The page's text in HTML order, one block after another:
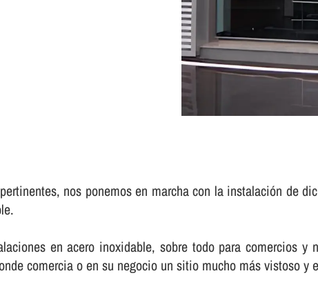
nos ponemos en marcha con la instalación de
en acero inoxidable, sobre todo para comercios
comercia o en su negocio un sitio mucho más vistoso y